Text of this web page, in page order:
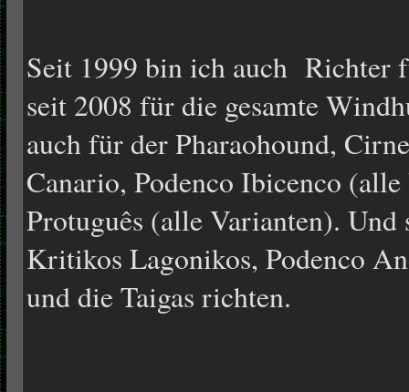
Seit 1999 bin ich auch Richter
seit 2008 für die gesamte
auch für der Pharaohound,
Canario, Podenco Ibicenco
Protuguês (alle Varianten).
Kritikos Lagonikos, Podenco
und die Taigas richten.